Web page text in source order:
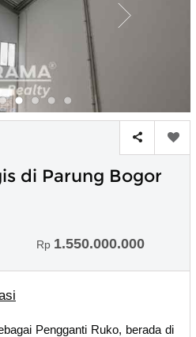
di Parung Bogor
Rp 1.550.000.000
Pengganti Ruko, berada di
Untuk hasil simulasi
pada kotak-